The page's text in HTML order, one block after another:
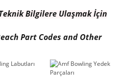
Bilgilere Ulaşmak İçin
Part Codes and Other